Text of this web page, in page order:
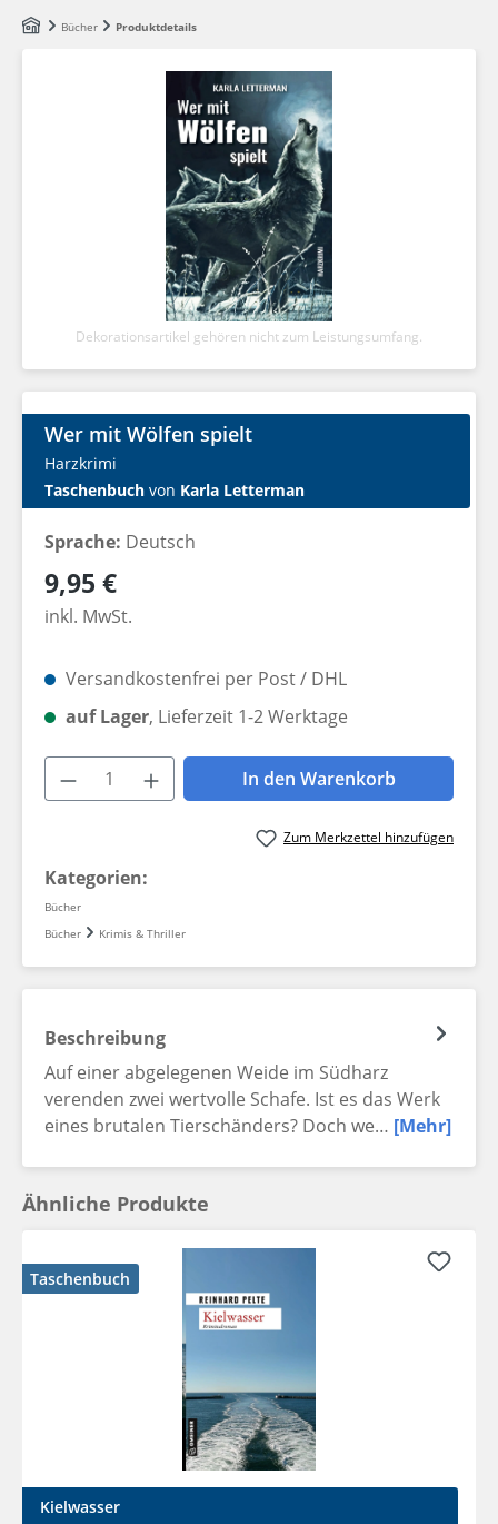
Zum Hauptinhalt springen
Bücher Produktdetails
Dekorationsartikel gehören nicht zum Leistungsumfang.
Wer mit Wölfen spielt
Harzkrimi
Taschenbuch von Karla Letterman
Sprache: Deutsch
Regulärer Preis:
9,95 €
inkl. MwSt.
Versandkostenfrei per Post / DHL
auf Lager, Lieferzeit 1-2 Werktage
Produkt Anzahl: Gib den
In den Warenkorb
Zum Merkzettel hinzufügen
Kategorien:
Bücher
Bücher
Krimis & Thriller
Beschreibung
Auf einer abgelegenen Weide im Südharz
verenden zwei wertvolle Schafe. Ist es das Werk
eines brutalen Tierschänders? Doch we… [Mehr]
Ähnliche Produkte
Taschenbuch
Kielwasser